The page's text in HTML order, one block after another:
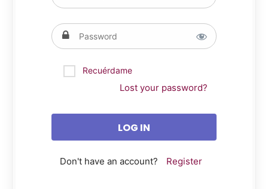
Recuérdame
Lost your password?
Don't have an account? Register